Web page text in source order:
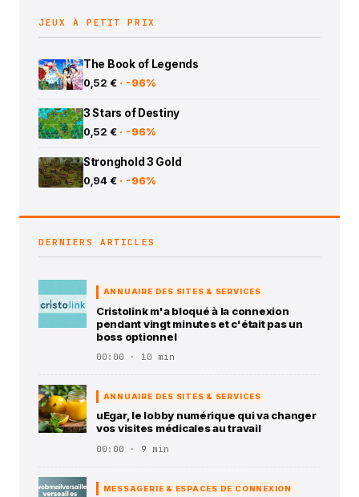
JEUX À PETIT PRIX
The Book of Legends
0,52 € · -96%
3 Stars of Destiny
0,52 € · -96%
Stronghold 3 Gold
0,94 € · -96%
DERNIERS ARTICLES
ANNUAIRE DES SITES & SERVICES
Cristolink m'a bloqué à la connexion
pendant vingt minutes et c'était pas un
boss optionnel
00:00 · 10 min
ANNUAIRE DES SITES & SERVICES
uEgar, le lobby numérique qui va changer
vos visites médicales au travail
00:00 · 9 min
MESSAGERIE & ESPACES DE CONNEXION